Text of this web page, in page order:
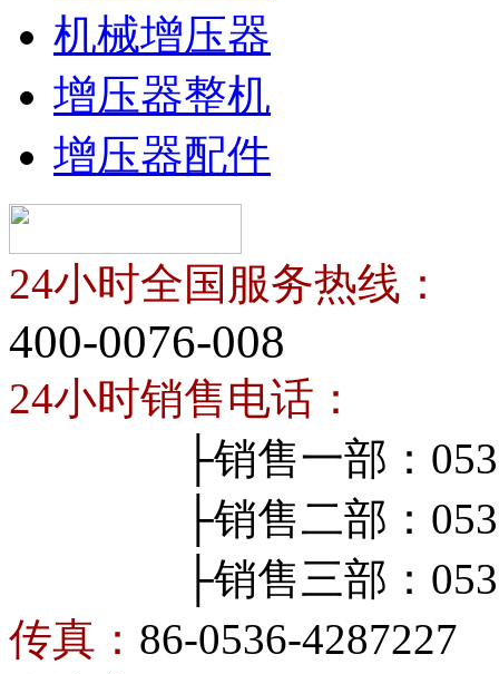
机械增压器
增压器整机
增压器配件
24小时全国服务热线：
400-0076-008
24小时销售电话：
├销售一部：0536-
├销售二部：0536-
├销售三部：0536-
传真： 86-0536-4287227